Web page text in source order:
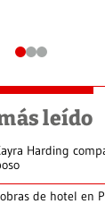
leído
Harding
de hotel en